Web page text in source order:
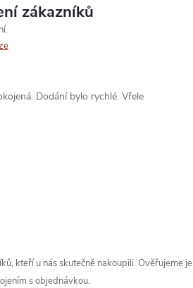
zákazníků
Dodání bylo rychlé. Vřele
kteří u nás skutečně nakoupili. Ověřujeme je
s objednávkou.